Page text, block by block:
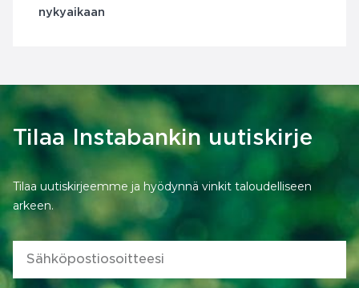
nykyaikaan
Tilaa Instabankin uutiskirje
Tilaa uutiskirjeemme ja hyödynnä vinkit taloudelliseen
arkeen.